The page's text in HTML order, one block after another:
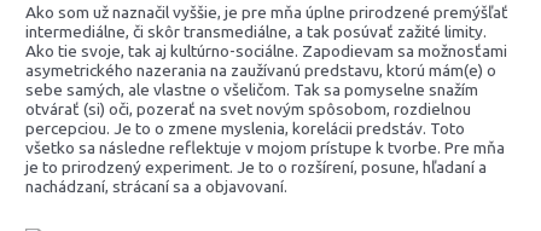
Ako som už naznačil vyššie, je pre mňa úplne prirodzené premýšľať
intermediálne, či skôr transmediálne, a tak posúvať zažité limity.
Ako tie svoje, tak aj kultúrno-sociálne. Zapodievam sa možnosťami
asymetrického nazerania na zaužívanú predstavu, ktorú mám(e) o
sebe samých, ale vlastne o všeličom. Tak sa pomyselne snažím
otvárať (si) oči, pozerať na svet novým spôsobom, rozdielnou
percepciou. Je to o zmene myslenia, korelácii predstáv. Toto
všetko sa následne reflektuje v mojom prístupe k tvorbe. Pre mňa
je to prirodzený experiment. Je to o rozšírení, posune, hľadaní a
nachádzaní, strácaní sa a objavovaní.